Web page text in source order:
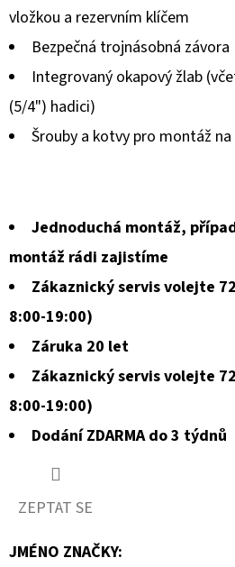
vložkou a rezervním klíčem
Bezpečná trojnásobná závora
Integrovaný okapový žlab
(5/4") hadici)
Šrouby a kotvy pro montáž na
Jednoduchá montáž,
montáž rádi zajistíme
Zákaznický servis volejte
8:00-19:00)
Záruka 20 let
Zákaznický servis volejte
8:00-19:00)
Dodání ZDARMA do 3 týdnů
ZEPTAT SE
JMÉNO ZNAČKY: